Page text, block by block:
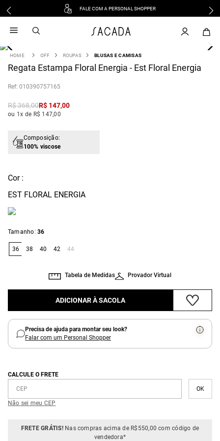
FALE COM A PERSONAL SHOPPER
OFF ROUPAS BLUSAS E CAMISAS
Regata Estampa Floral Energia - Est Floral Energia
: 010390757165
R$368,00R$ 147,00
ou 1x de R$ 147,00
Composição:
100% viscose
Cor :
EST FLORAL ENERGIA
Tamanho: 36
36 38 40 42 44
Provador Virtual
Tabela de Medidas
ADICIONAR À SACOLA
Precisa de ajuda para montar seu look?
Falar com um Personal Shopper
CALCULE O FRETE
Não sei meu CEP
FRETE GRÁTIS!Nas compras acima de R$550,00 com código de
vendedora*
vestido
3 º blusa
º tricot
º macacão
jeans
camisa